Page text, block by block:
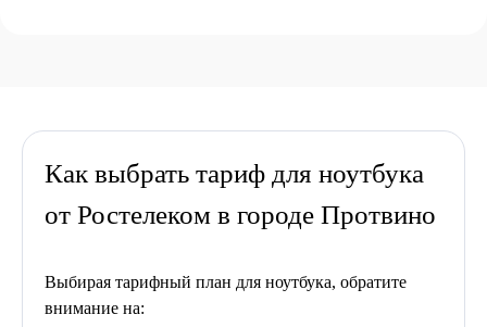
Как выбрать тариф для ноутбука
от Ростелеком в городе Протвино
Выбирая тарифный план для ноутбука, обратите
внимание на: